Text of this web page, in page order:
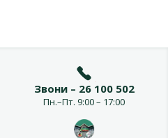
Звони – 26 100 502
Пн.–Пт. 9:00 – 17:00